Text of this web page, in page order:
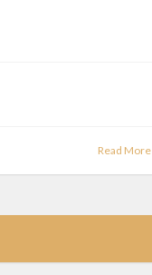
Read More